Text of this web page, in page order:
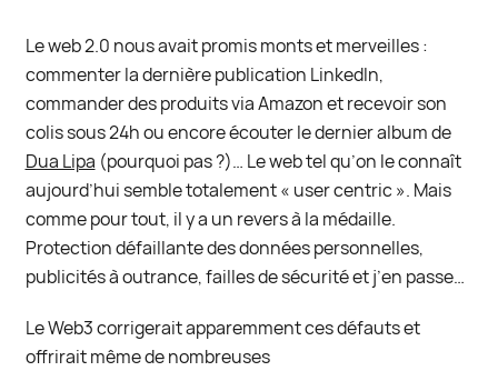
Le web 2.0 nous avait promis monts et merveilles :
commenter la dernière publication LinkedIn,
commander des produits via Amazon et recevoir son
colis sous 24h ou encore écouter le dernier album de
Dua Lipa (pourquoi pas ?)… Le web tel qu’on le connaît
aujourd’hui semble totalement « user centric ». Mais
comme pour tout, il y a un revers à la médaille.
Protection défaillante des données personnelles,
publicités à outrance, failles de sécurité et j’en passe…
Le Web3 corrigerait apparemment ces défauts et
offrirait même de nombreuses